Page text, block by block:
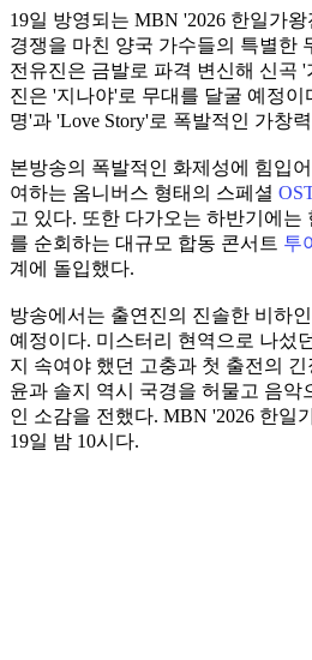
19일 방영되는 MBN '2026 한일가
경쟁을 마친 양국 가수들의 특별한
전유진은 금발로 파격 변신해 신곡
진은 '지나야'로 무대를 달굴 예정
명'과 'Love Story'로 폭발적인 가창
본방송의 폭발적인 화제성에 힘입
여하는 옴니버스 형태의 스페셜
고 있다. 또한 다가오는 하반기에는
를 순회하는 대규모 합동 콘서트 투
계에 돌입했다.
방송에서는 출연진의 진솔한 비하
예정이다. 미스터리 현역으로 나섰
지 속여야 했던 고충과 첫 출전의 긴
윤과 솔지 역시 국경을 허물고 음악
인 소감을 전했다. MBN '2026 한일
19일 밤 10시다.